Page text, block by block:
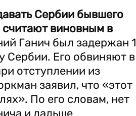
Сербии бывшего
виновным в
Ганич был задержан 1
Сербии. Его обвиняют в
отступлении из
заявил, что «этот
По его словам, нет
и дальше